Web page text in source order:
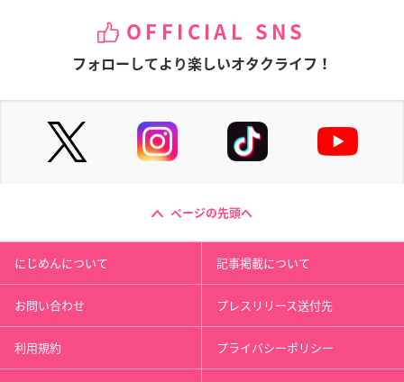
OFFICIAL SNS
フォローしてより楽しいオタクライフ！
ページの先頭へ
にじめんについて 記事掲載について
お問い合わせ プレスリリース送付先
利用規約 プライバシーポリシー